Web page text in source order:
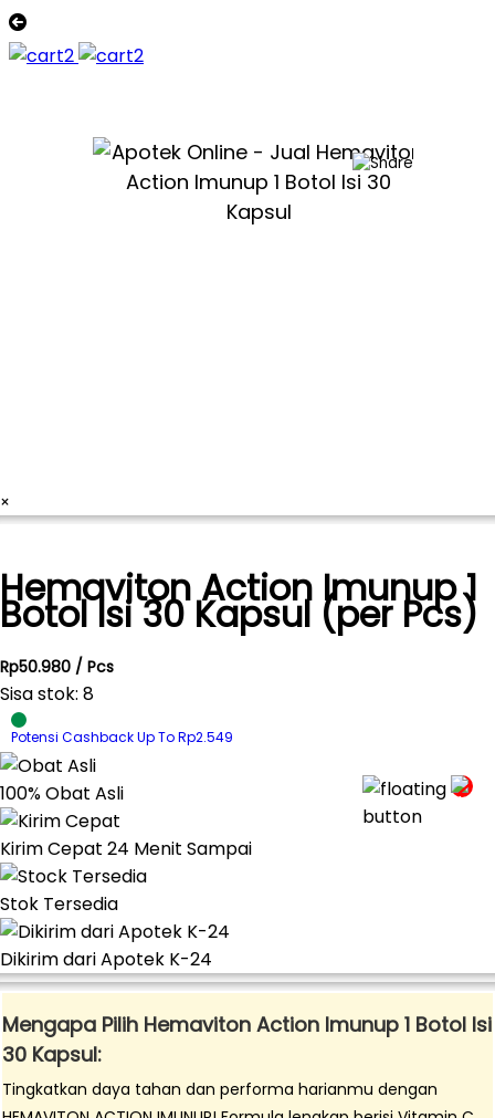
×
Hemaviton Action Imunup 1
Botol Isi 30 Kapsul (per Pcs)
Rp50.980 / Pcs
Sisa stok: 8
Potensi Cashback Up To Rp2.549
100% Obat Asli
Kirim Cepat 24 Menit Sampai
Stok Tersedia
Dikirim dari Apotek K-24
Mengapa Pilih Hemaviton Action Imunup 1 Botol Isi
30 Kapsul:
Tingkatkan daya tahan dan performa harianmu dengan